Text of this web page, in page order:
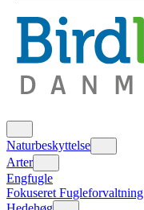
Naturbeskyttelse
Arter
Engfugle
Fokuseret Fugleforvaltning